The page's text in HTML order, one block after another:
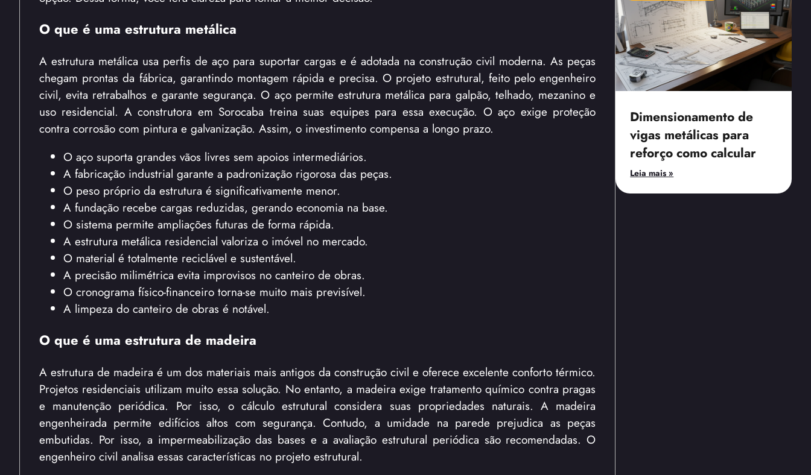
O que é uma estrutura metálica
A estrutura metálica usa perfis de aço para suportar cargas e é adotada na construção civil moderna. As peças
chegam prontas da fábrica, garantindo montagem rápida e precisa. O projeto estrutural, feito pelo engenheiro
civil, evita retrabalhos e garante segurança. O aço permite estrutura metálica para galpão, telhado, mezanino e
uso residencial. A construtora em Sorocaba treina suas equipes para essa execução. O aço exige proteção
contra corrosão com pintura e galvanização. Assim, o investimento compensa a longo prazo.
O aço suporta grandes vãos livres sem apoios intermediários.
A fabricação industrial garante a padronização rigorosa das peças.
O peso próprio da estrutura é significativamente menor.
A fundação recebe cargas reduzidas, gerando economia na base.
O sistema permite ampliações futuras de forma rápida.
A estrutura metálica residencial valoriza o imóvel no mercado.
O material é totalmente reciclável e sustentável.
A precisão milimétrica evita improvisos no canteiro de obras.
O cronograma físico-financeiro torna-se muito mais previsível.
A limpeza do canteiro de obras é notável.
O que é uma estrutura de madeira
A estrutura de madeira é um dos materiais mais antigos da construção civil e oferece excelente conforto térmico.
Projetos residenciais utilizam muito essa solução. No entanto, a madeira exige tratamento químico contra pragas
e manutenção periódica. Por isso, o cálculo estrutural considera suas propriedades naturais. A madeira
engenheirada permite edifícios altos com segurança. Contudo, a umidade na parede prejudica as peças
embutidas. Por isso, a impermeabilização das bases e a avaliação estrutural periódica são recomendadas. O
engenheiro civil analisa essas características no projeto estrutural.
Dimensionamento de
vigas metálicas para
reforço como calcular
Leia mais »